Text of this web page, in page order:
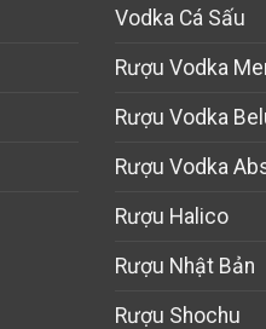
Vodka Cá Sấu
Rượu Vodka
Rượu Vodka
Rượu Vodka
Rượu Halico
Rượu Nhật Bản
Rượu Shochu